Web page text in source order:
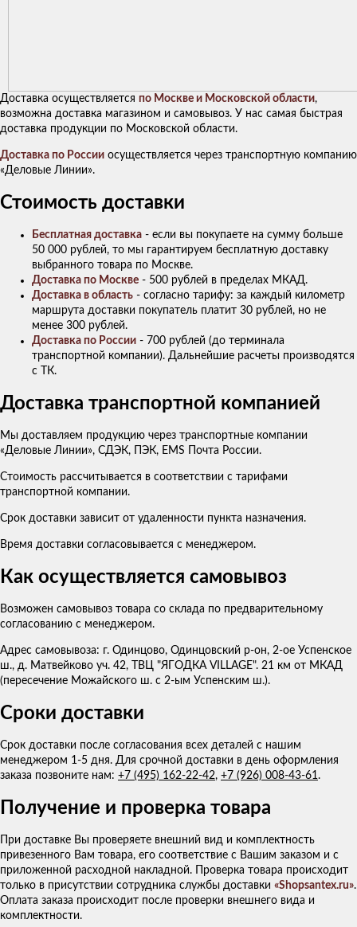
Доставка осуществляется по Москве и Московской области,
возможна доставка магазином и самовывоз. У нас самая быстрая
доставка продукции по Московской области.
Доставка по России осуществляется через транспортную компанию
«Деловые Линии».
Стоимость доставки
Бесплатная доставка - если вы покупаете на сумму больше
50 000 рублей, то мы гарантируем бесплатную доставку
выбранного товара по Москве.
Доставка по Москве - 500 рублей в пределах МКАД.
Доставка в область - согласно тарифу: за каждый километр
маршрута доставки покупатель платит 30 рублей, но не
менее 300 рублей.
Доставка по России - 700 рублей (до терминала
транспортной компании). Дальнейшие расчеты производятся
с ТК.
Доставка транспортной компанией
Мы доставляем продукцию через транспортные компании
«Деловые Линии», СДЭК, ПЭК, EMS Почта России.
Стоимость рассчитывается в соответствии с тарифами
транспортной компании.
Срок доставки зависит от удаленности пункта назначения.
Время доставки согласовывается с менеджером.
Как осуществляется самовывоз
Возможен самовывоз товара со склада по предварительному
согласованию с менеджером.
Адрес самовывоза: г. Одинцово, Одинцовский р-он, 2-ое Успенское
ш., д. Матвейково уч. 42, ТВЦ "ЯГОДКА VILLAGE". 21 км от МКАД
(пересечение Можайского ш. с 2-ым Успенским ш.).
Сроки доставки
Срок доставки после согласования всех деталей с нашим
менеджером 1-5 дня. Для срочной доставки в день оформления
заказа позвоните нам: +7 (495) 162-22-42, +7 (926) 008-43-61 .
Получение и проверка товара
При доставке Вы проверяете внешний вид и комплектность
привезенного Вам товара, его соответствие с Вашим заказом и с
приложенной расходной накладной. Проверка товара происходит
только в присутствии сотрудника службы доставки «Shopsantex.ru».
Оплата заказа происходит после проверки внешнего вида и
комплектности.